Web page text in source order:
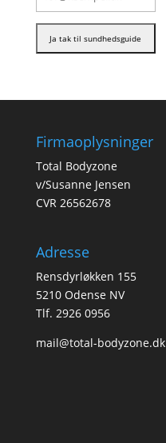
Firmaoplysninger
Total Bodyzone
v/Susanne Jensen
CVR 26562678
Adresse
Rensdyrløkken 155
5210 Odense NV
Tlf. 2926 0956
mail@total-bodyzone.dk